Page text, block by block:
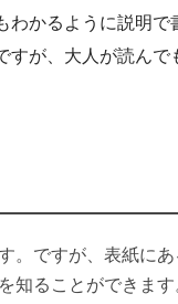
かるように説明で
が、大人が読ん
。ですが、表紙に
知ることができま